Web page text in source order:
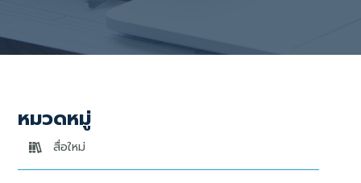
หมวดหมู่
สื่อใหม่